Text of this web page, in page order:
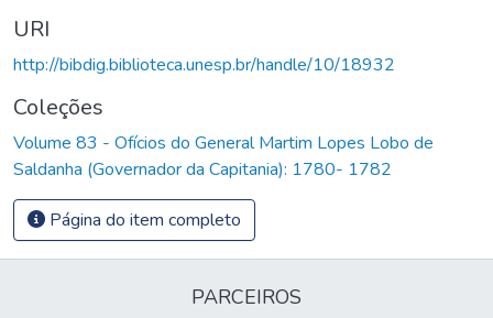
URI
http://bibdig.biblioteca.unesp.br/handle/10/18932
Coleções
Volume 83 - Ofícios do General Martim Lopes Lobo de
Saldanha (Governador da Capitania): 1780- 1782
Página do item completo
PARCEIROS